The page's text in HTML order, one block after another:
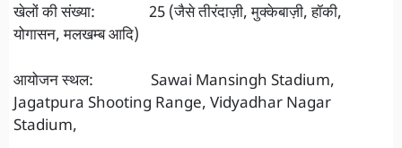
खेलों की संख्या: 25 (जैसे तीरंदाज़ी, मुक्केबाज़ी, हॉकी,
योगासन, मलखम्ब आदि)
आयोजन स्थल: Sawai Mansingh Stadium,
Jagatpura Shooting Range, Vidyadhar Nagar
Stadium,